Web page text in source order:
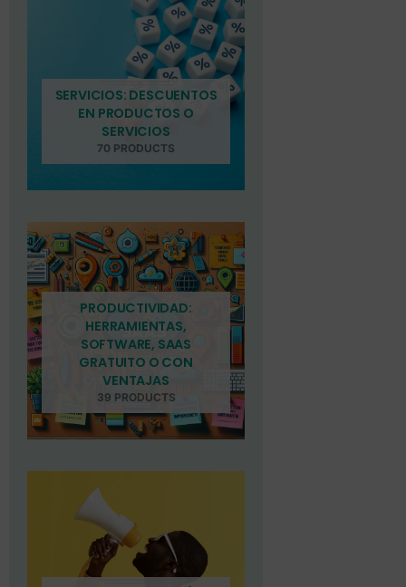
SERVICIOS: DESCUENTOS
EN PRODUCTOS O
SERVICIOS
70 PRODUCTS
PRODUCTIVIDAD:
HERRAMIENTAS,
SOFTWARE, SAAS
GRATUITO O CON
VENTAJAS
39 PRODUCTS